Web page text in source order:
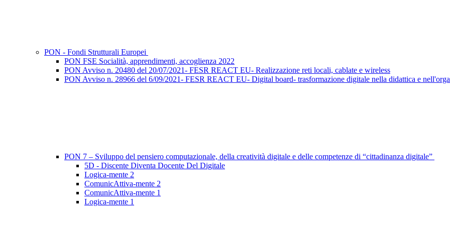
PON - Fondi Strutturali Europei
PON FSE Socialità, apprendimenti, accoglienza 2022
PON Avviso n. 20480 del 20/07/2021- FESR REACT EU- Realizzazione reti locali, cablate e wireless
PON Avviso n. 28966 del 6/09/2021- FESR REACT EU- Digital board- trasformazione digitale nella didattica e
PON 7 – Sviluppo del pensiero computazionale, della creatività digitale e delle competenze di “cittadinanza digitale”
5D - Discente Diventa Docente Del Digitale
Logica-mente 2
ComunicAttiva-mente 2
ComunicAttiva-mente 1
Logica-mente 1